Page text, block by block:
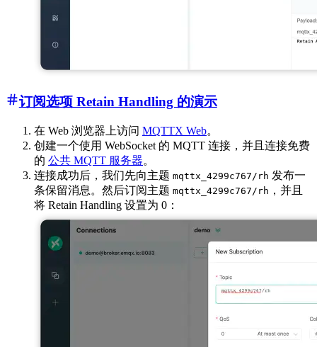
订阅选项 Retain Handling 的演示
在 Web 浏览器上访问 MQTTX Web。
创建一个使用 WebSocket 的 MQTT 连接，并且连接免费
的 公共 MQTT 服务器。
连接成功后，我们先向主题 mqttx_4299c767/rh 发布一
条保留消息。然后订阅主题 mqttx_4299c767/rh ，并且
将 Retain Handling 设置为 0：